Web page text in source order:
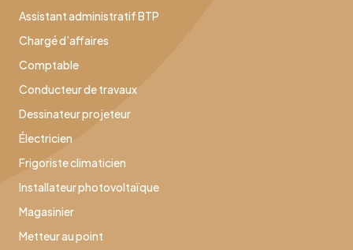
Assistant administratif BTP
Chargé d’affaires
Comptable
Conducteur de travaux
Dessinateur projeteur
Électricien
Frigoriste climaticien
Installateur photovoltaïque
Magasinier
Metteur au point